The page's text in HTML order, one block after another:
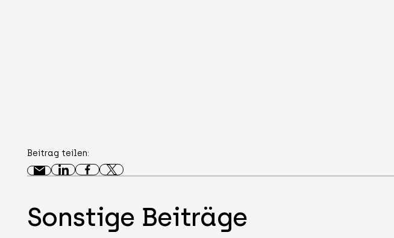
Beitrag teilen:
Sonstige Beiträge